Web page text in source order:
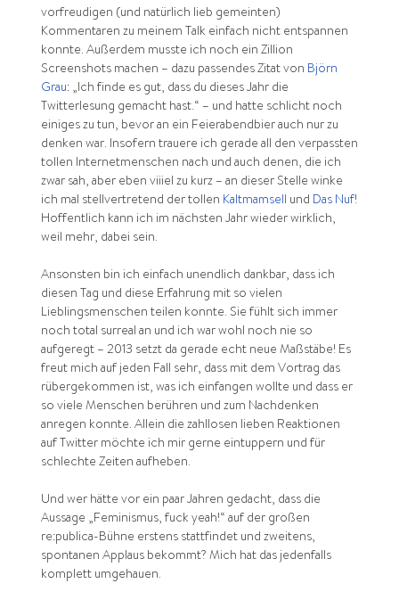
vorfreudigen (und natürlich lieb gemeinten)
Kommentaren zu meinem Talk einfach nicht entspannen
konnte. Außerdem musste ich noch ein Zillion
Screenshots machen – dazu passendes Zitat von Björn
Grau: „Ich finde es gut, dass du dieses Jahr die
Twitterlesung gemacht hast.“ – und hatte schlicht noch
einiges zu tun, bevor an ein Feierabendbier auch nur zu
denken war. Insofern trauere ich gerade all den verpassten
tollen Internetmenschen nach und auch denen, die ich
zwar sah, aber eben viiiel zu kurz – an dieser Stelle winke
ich mal stellvertretend der tollen Kaltmamsell und Das Nuf!
Hoffentlich kann ich im nächsten Jahr wieder wirklich,
weil mehr, dabei sein.
Ansonsten bin ich einfach unendlich dankbar, dass ich
diesen Tag und diese Erfahrung mit so vielen
Lieblingsmenschen teilen konnte. Sie fühlt sich immer
noch total surreal an und ich war wohl noch nie so
aufgeregt – 2013 setzt da gerade echt neue Maßstäbe! Es
freut mich auf jeden Fall sehr, dass mit dem Vortrag das
rübergekommen ist, was ich einfangen wollte und dass er
so viele Menschen berühren und zum Nachdenken
anregen konnte. Allein die zahllosen lieben Reaktionen
auf Twitter möchte ich mir gerne eintuppern und für
schlechte Zeiten aufheben.
Und wer hätte vor ein paar Jahren gedacht, dass die
Aussage „Feminismus, fuck yeah!“ auf der großen
re:publica-Bühne erstens stattfindet und zweitens,
spontanen Applaus bekommt? Mich hat das jedenfalls
komplett umgehauen.